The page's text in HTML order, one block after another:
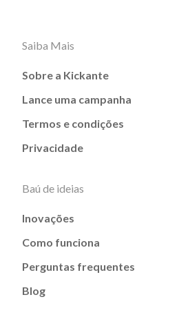
Saiba Mais
Sobre a Kickante
Lance uma campanha
Termos e condições
Privacidade
Baú de ideias
Inovações
Como funciona
Perguntas frequentes
Blog